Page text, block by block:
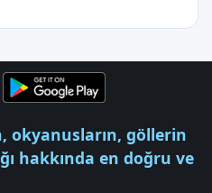
göllerin
hakkında en doğru ve